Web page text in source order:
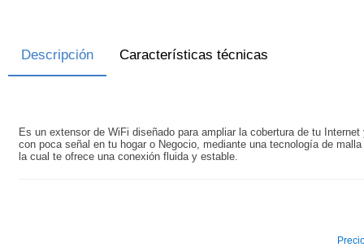
Descripción Características técnicas
Es un extensor de WiFi diseñado para ampliar la cobertura de tu
con poca señal en tu hogar o Negocio, mediante una tecnología de
la cual te ofrece una conexión fluida y estable.